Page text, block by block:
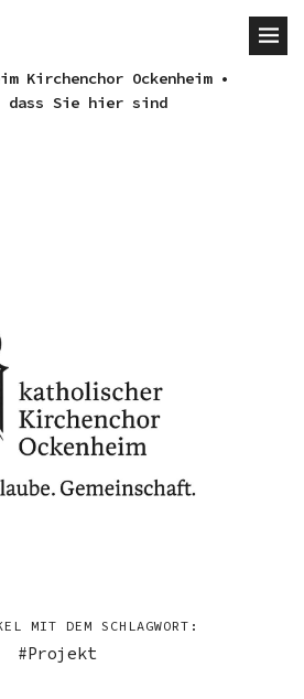
Kirchenchor Ockenheim •
dass Sie hier sind
MIT DEM SCHLAGWORT:
Projekt